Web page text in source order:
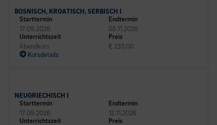
BOSNISCH, KROATISCH, SERBISCH I
Starttermin
17.09.2026
Endtermin
05.11.2026
Unterrichtszeit
Abendkurs
Preis
€ 235,00
Kursdetails
NEUGRIECHISCH I
Starttermin
17.09.2026
Endtermin
12.11.2026
Unterrichtszeit
Preis